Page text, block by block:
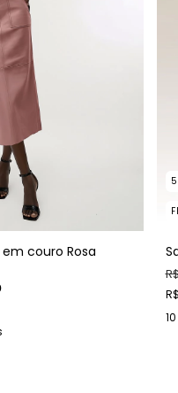
couro Rosa
10